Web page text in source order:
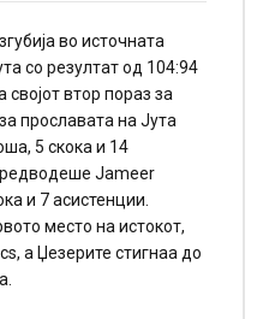
во источната
со резултат од 104:94
својот втор пораз за
прославата на Јута
5 скока и 14
Jameer
и 7 асистенции.
место на истокот,
а Џезерите стигнаа до